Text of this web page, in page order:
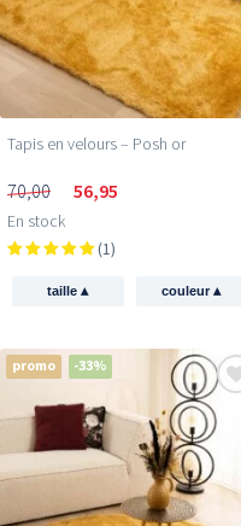
Tapis en velours – Posh or
70,00 56,95
En stock
(1)
taille▴ couleur▴
promo -33%